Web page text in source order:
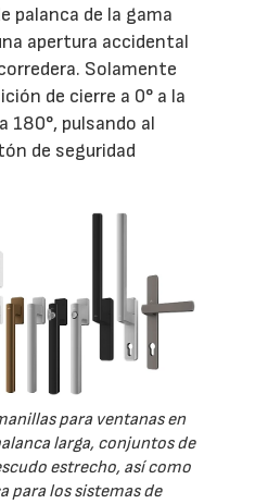
palanca de la gama
apertura accidental
Solamente
de cierre a 0° a la
180°, pulsando al
de seguridad
para ventanas en
larga, conjuntos de
estrecho, así como
para los sistemas de